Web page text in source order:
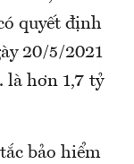
quyết định
20/5/2021
là hơn 1,7 tỷ
bảo hiểm